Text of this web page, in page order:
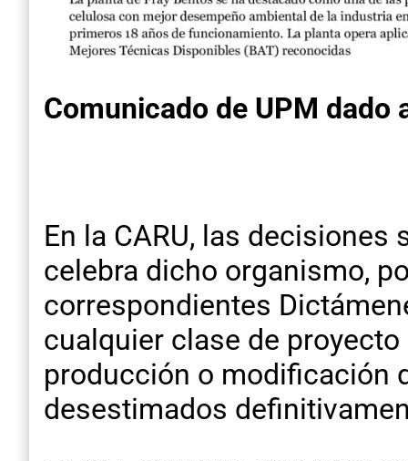
Comunicado de UPM dado
En la CARU, las
celebra dicho organismo,
correspondientes
cualquier clase de
producción o modificación
desestimados